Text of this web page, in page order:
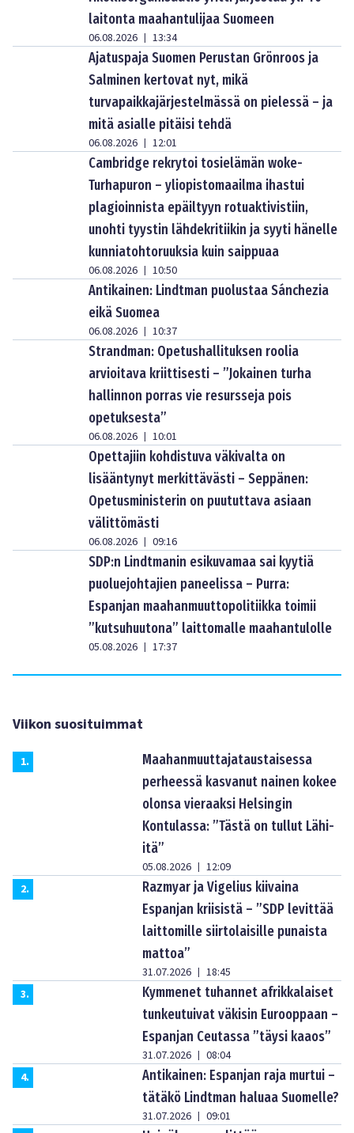
laitonta maahantulijaa Suomeen
06.08.2026 | 13:34
Ajatuspaja Suomen Perustan Grönroos ja
Salminen kertovat nyt, mikä
turvapaikkajärjestelmässä on pielessä – ja
mitä asialle pitäisi tehdä
06.08.2026 | 12:01
Cambridge rekrytoi tosielämän woke-
Turhapuron – yliopistomaailma ihastui
plagioinnista epäiltyyn rotuaktivistiin,
unohti tyystin lähdekritiikin ja syyti hänelle
kunniatohtoruuksia kuin saippuaa
06.08.2026 | 10:50
Antikainen: Lindtman puolustaa Sánchezia
eikä Suomea
06.08.2026 | 10:37
Strandman: Opetushallituksen roolia
arvioitava kriittisesti – ”Jokainen turha
hallinnon porras vie resursseja pois
opetuksesta”
06.08.2026 | 10:01
Opettajiin kohdistuva väkivalta on
lisääntynyt merkittävästi – Seppänen:
Opetusministerin on puututtava asiaan
välittömästi
06.08.2026 | 09:16
SDP:n Lindtmanin esikuvamaa sai kyytiä
puoluejohtajien paneelissa – Purra:
Espanjan maahanmuuttopolitiikka toimii
”kutsuhuutona” laittomalle maahantulolle
05.08.2026 | 17:37
Viikon suosituimmat
1.
Maahanmuuttajataustaisessa
perheessä kasvanut nainen kokee
olonsa vieraaksi Helsingin
Kontulassa: ”Tästä on tullut Lähi-
itä”
05.08.2026 | 12:09
2.
Razmyar ja Vigelius kiivaina
Espanjan kriisistä – ”SDP levittää
laittomille siirtolaisille punaista
mattoa”
31.07.2026 | 18:45
3.
Kymmenet tuhannet afrikkalaiset
tunkeutuivat väkisin Eurooppaan –
Espanjan Ceutassa ”täysi kaaos”
31.07.2026 | 08:04
4.
Antikainen: Espanjan raja murtui –
tätäkö Lindtman haluaa Suomelle?
31.07.2026 | 09:01